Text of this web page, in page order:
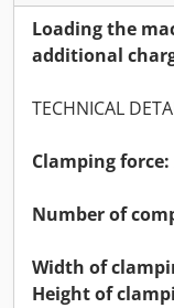
Loading the
additional
TECHNICAL
Clamping force:
Number of
Width of
Height of